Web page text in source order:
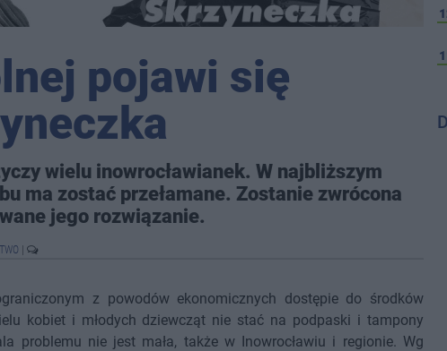
pojawi się
wielu inowrocławianek. W najbliższym
ma zostać przełamane. Zostanie zwrócona
jego rozwiązanie.
z powodów ekonomicznych dostępie do środków
kobiet i młodych dziewcząt nie stać na podpaski i tampony
problemu nie jest mała, także w Inowrocławiu i regionie. Wg